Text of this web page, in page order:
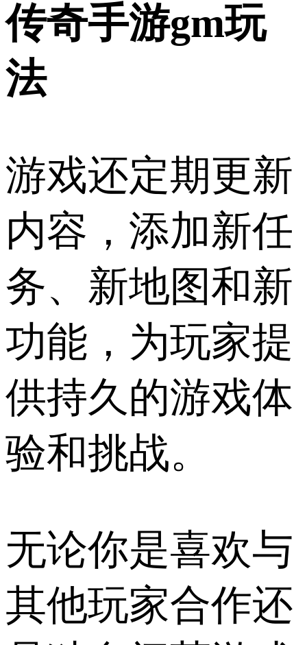
传奇手游gm玩
法
游戏还定期更新
内容，添加新任
务、新地图和新
功能，为玩家提
供持久的游戏体
验和挑战。
无论你是喜欢与
其他玩家合作还